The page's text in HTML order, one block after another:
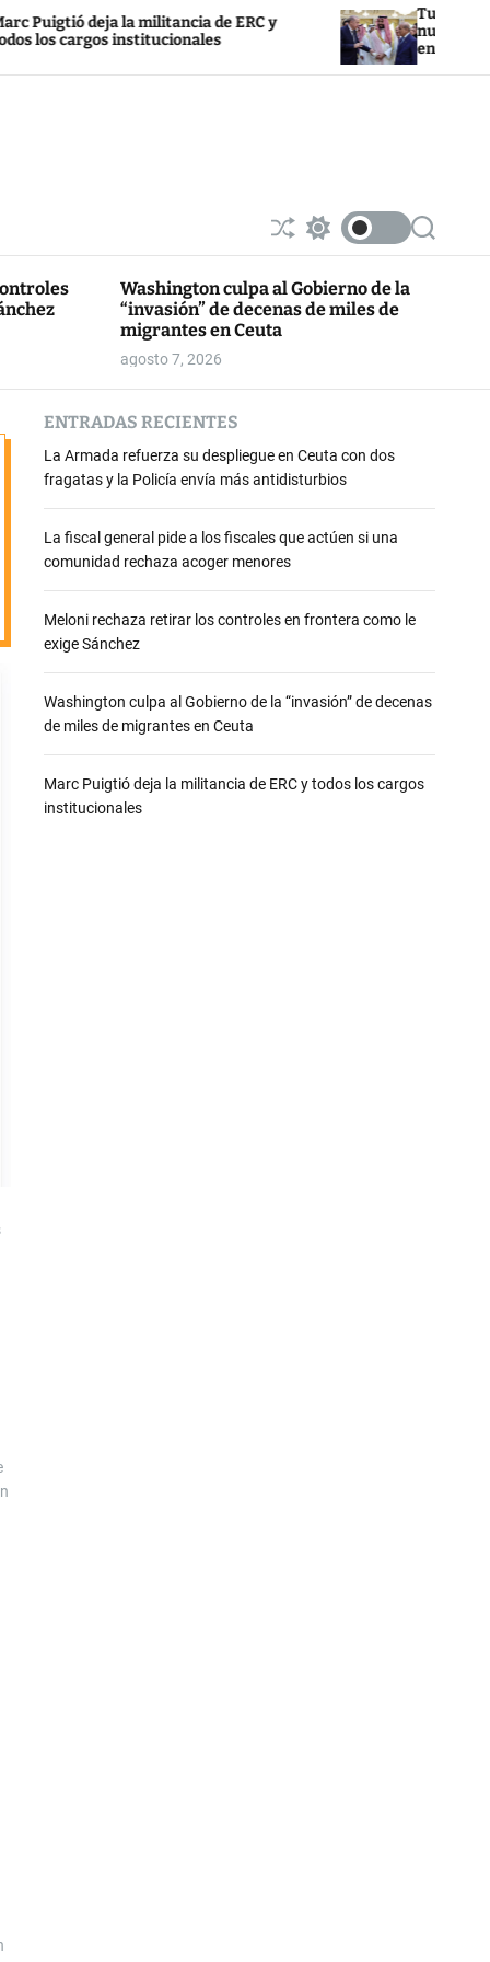
la militancia de ERC y
Turquía, Arabia Saudí y
nuevo pacto de defensa
en Oriente Medio
S
h
ff
l
e
S
w
t
c
o
d
S
e
Washington culpa al Gobierno de la
“invasión” de decenas de miles de
migrantes en Ceuta
agosto 7, 2026
ENTRADAS RECIENTES
La Armada refuerza su despliegue en Ceuta con dos
fragatas y la Policía envía más antidisturbios
La fiscal general pide a los fiscales que actúen si una
comunidad rechaza acoger menores
Meloni rechaza retirar los controles en frontera como le
exige Sánchez
Washington culpa al Gobierno de la “invasión” de decenas
de miles de migrantes en Ceuta
Marc Puigtió deja la militancia de ERC y todos los cargos
institucionales